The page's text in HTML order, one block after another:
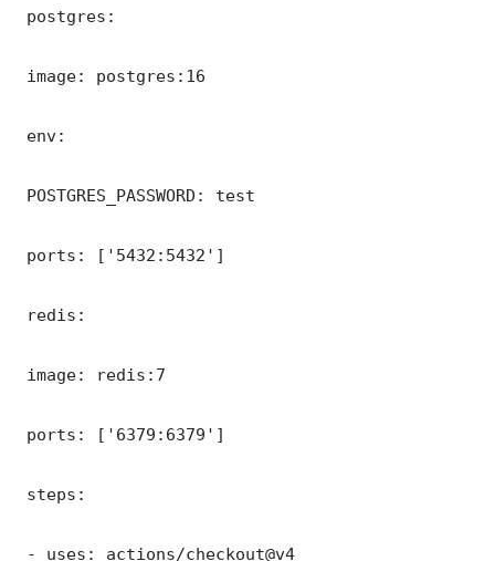
postgres:
image: postgres:16
env:
POSTGRES_PASSWORD: test
ports: ['5432:5432']
redis:
image: redis:7
ports: ['6379:6379']
steps:
- uses: actions/checkout@v4